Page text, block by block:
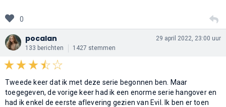
0
pocalan
133 berichten 1427 stemmen
29 april 2022, 23:00 uur
Tweede keer dat ik met deze serie begonnen ben. Maar
toegegeven, de vorige keer had ik een enorme serie hangover en
had ik enkel de eerste aflevering gezien van Evil. Ik ben er toen